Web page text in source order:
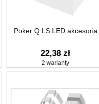
Poker Q LS LED akcesoria
22,38 zł
2 warianty